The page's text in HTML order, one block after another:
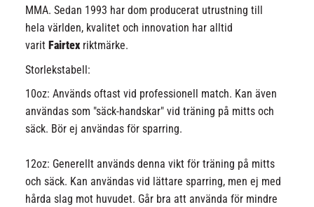
MMA. Sedan 1993 har dom producerat utrustning till
hela världen, kvalitet och innovation har alltid
varit Fairtex riktmärke.
Storlekstabell:
10oz: Används oftast vid professionell match. Kan även
användas som "säck-handskar" vid träning på mitts och
säck. Bör ej användas för sparring.
12oz: Generellt används denna vikt för träning på mitts
och säck. Kan användas vid lättare sparring, men ej med
hårda slag mot huvudet. Går bra att använda för mindre